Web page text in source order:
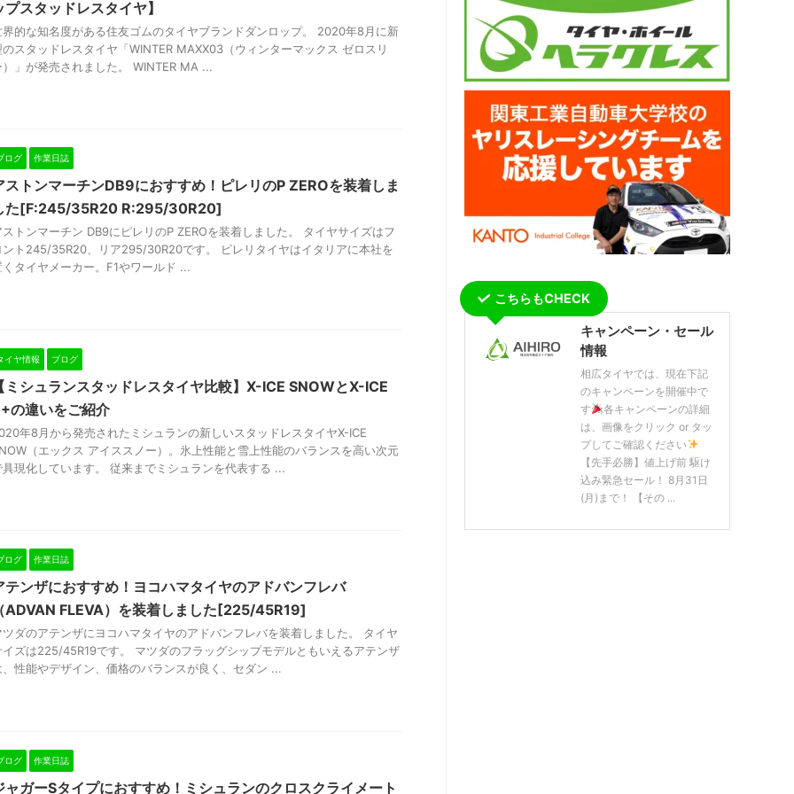
プスタッドレスタイヤ】
界的な知名度がある住友ゴムのタイヤブランドダンロップ。 2020年8月に新
のスタッドレスタイヤ「WINTER MAXX03（ウィンターマックス ゼロスリ
）」が発売されました。 WINTER MA ...
ログ 作業日誌
ストンマーチンDB9におすすめ！ピレリのP ZEROを装着しま
た[F:245/35R20 R:295/30R20]
ストンマーチン DB9にピレリのP ZEROを装着しました。 タイヤサイズはフ
ント245/35R20、リア295/30R20です。 ピレリタイヤはイタリアに本社を
くタイヤメーカー。F1やワールド ...
イヤ情報 ブログ
ミシュランスタッドレスタイヤ比較】X-ICE SNOWとX-ICE
の違いをご紹介
年8月から発売されたミシュランの新しいスタッドレスタイヤX-ICE
（エックス アイススノー）。氷上性能と雪上性能のバランスを高い次元
具現化しています。 従来までミシュランを代表する ...
ログ 作業日誌
テンザにおすすめ！ヨコハマタイヤのアドバンフレバ
ADVAN FLEVA）を装着しました[225/45R19]
ツダのアテンザにヨコハマタイヤのアドバンフレバを装着しました。 タイヤ
イズは225/45R19です。 マツダのフラッグシップモデルともいえるアテンザ
、性能やデザイン、価格のバランスが良く、セダン ...
ログ 作業日誌
ャガーSタイプにおすすめ！ミシュランのクロスクライメート
こちらもCHECK
キャンペーン・セール
情報
相広タイヤでは、現在下記
のキャンペーンを開催中で
す
各キャンペーンの詳細
は、画像をクリック or タッ
プしてご確認ください
【先手必勝】値上げ前 駆け
込み緊急セール！ 8月31日
(月)まで！ 【その ...